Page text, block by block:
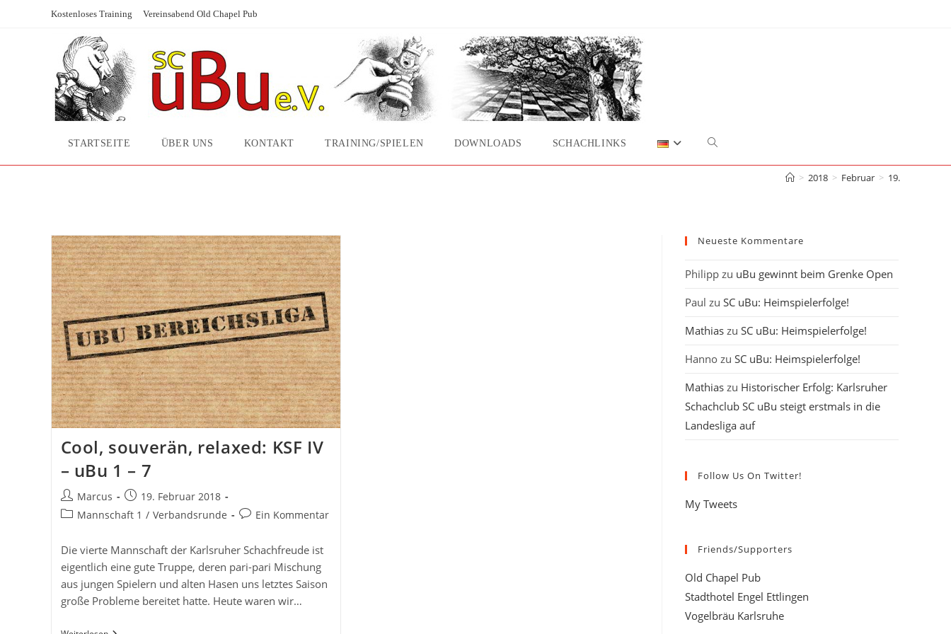
Kostenloses Training Vereinsabend Old Chapel Pub
STARTSEITE ÜBER UNS KONTAKT TRAINING/SPIELEN DOWNLOADS SCHACHLINKS Website-
> 2018 > Februar > 19.
Cool, souverän, relaxed: KSF IV
– uBu 1 – 7
Beitrags-
Autor:
Marcus
Beitrag
veröffentlicht:
19. Februar 2018
Beitrags-
Mannschaft 1 / Verbandsrunde
Beitrags-
Ein Kommentar
Die vierte Mannschaft der Karlsruher Schachfreude ist
eigentlich eine gute Truppe, deren pari-pari Mischung
aus jungen Spielern und alten Hasen uns letztes Saison
große Probleme bereitet hatte. Heute waren wir…
Neueste Kommentare
Philipp zu uBu gewinnt beim Grenke Open
Paul zu SC uBu: Heimspielerfolge!
Mathias zu SC uBu: Heimspielerfolge!
Hanno zu SC uBu: Heimspielerfolge!
Mathias zu Historischer Erfolg: Karlsruher
Schachclub SC uBu steigt erstmals in die
Landesliga auf
Follow Us On Twitter!
My Tweets
Friends/Supporters
Old Chapel Pub
Stadthotel Engel Ettlingen
Vogelbräu Karlsruhe